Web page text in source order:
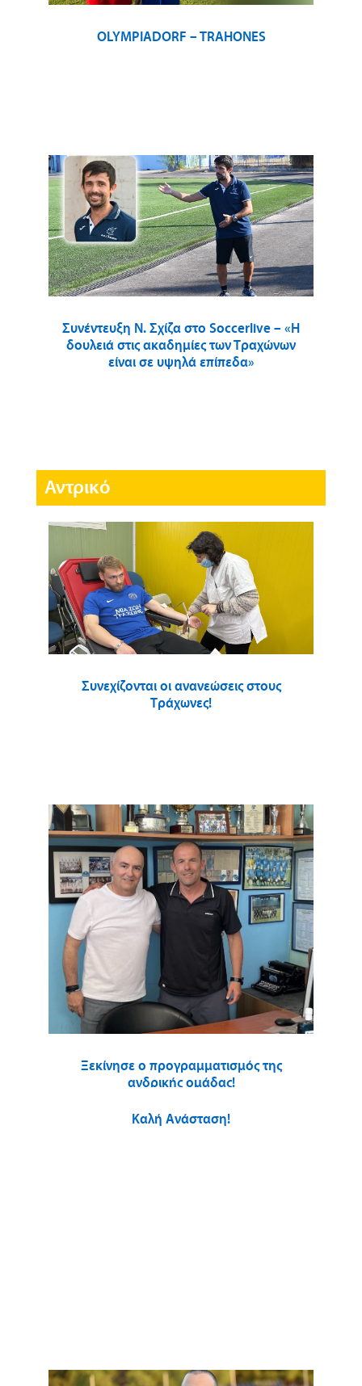
OLYMPIADORF – TRAHONES
Συνέντευξη Ν. Σχίζα στο Soccerlive – «Η
δουλειά στις ακαδημίες των Τραχώνων
είναι σε υψηλά επίπεδα»
Αντρικό
Συνεχίζονται οι ανανεώσεις στους
Τράχωνες!
Ξεκίνησε ο προγραμματισμός της
ανδρικής ομάδας!
Καλή Ανάσταση!